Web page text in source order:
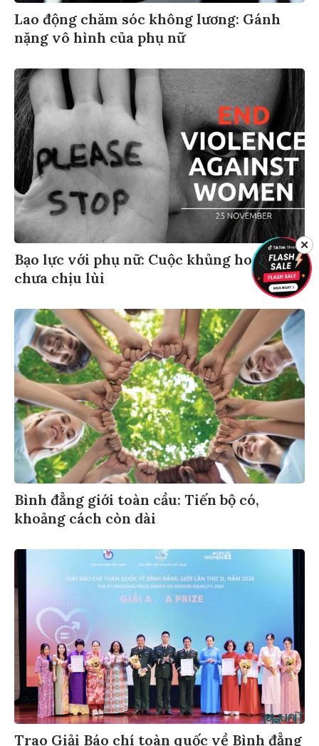
Lao động chăm sóc không lương: Gánh
nặng vô hình của phụ nữ
Bạo lực với phụ nữ: Cuộc khủng hoảng
chưa chịu lùi
Bình đẳng giới toàn cầu: Tiến bộ có,
khoảng cách còn dài
Trao Giải Báo chí toàn quốc về Bình đẳng
✕